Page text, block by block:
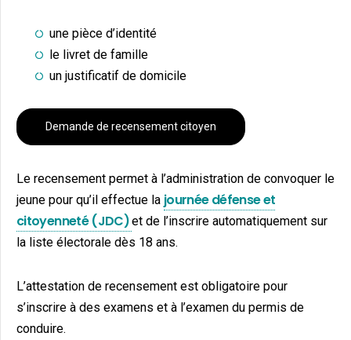
une pièce d’identité
le livret de famille
un justificatif de domicile
Demande de recensement citoyen
Le recensement permet à l’administration de convoquer le
jeune pour qu’il effectue la journée défense et
citoyenneté (JDC)et de l’inscrire automatiquement sur
la liste électorale dès 18 ans.
L’attestation de recensement est obligatoire pour
s’inscrire à des examens et à l’examen du permis de
conduire.